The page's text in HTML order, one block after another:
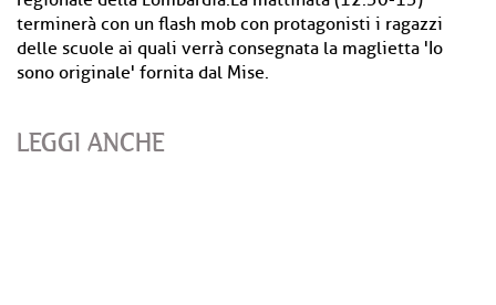
terminerà con un flash mob con protagonisti i ragazzi
delle scuole ai quali verrà consegnata la maglietta 'Io
sono originale' fornita dal Mise.
LEGGI ANCHE